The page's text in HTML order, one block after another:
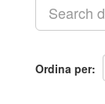
Ordina per